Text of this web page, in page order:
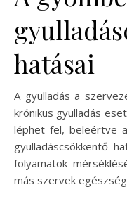
hatásai
A gyulladás a
krónikus gyulladás
léphet fel, beleértve
gyulladáscsökkentő
folyamatok
más szervek